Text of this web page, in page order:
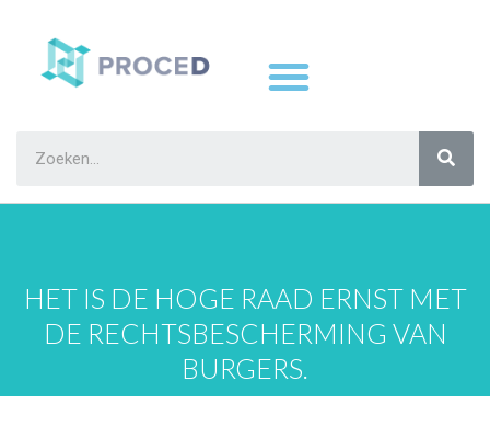
HET IS DE HOGE RAAD ERNST MET
DE RECHTSBESCHERMING VAN
BURGERS.